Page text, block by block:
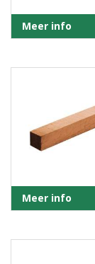
Meer info
Meer info